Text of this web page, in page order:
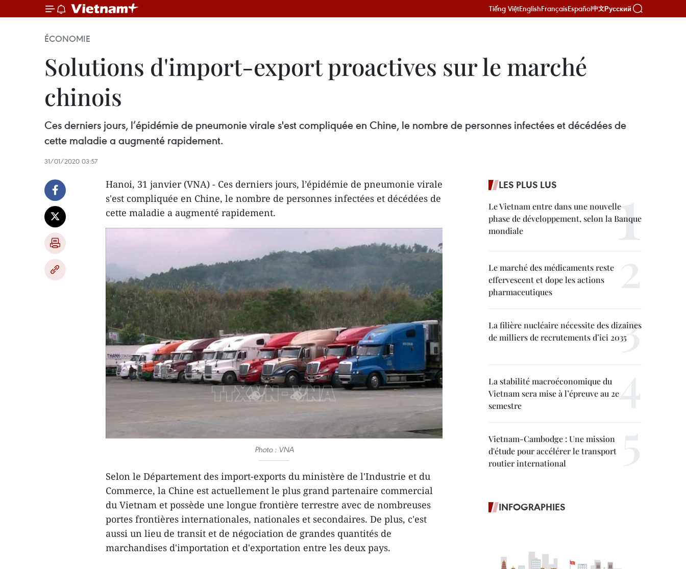
Tiếng ViệtEnglishFrançaisEspañol中文Русский
ÉCONOMIE
Solutions d'import-export proactives sur le marché
chinois
Ces derniers jours, l’épidémie de pneumonie virale s'est compliquée en Chine, le nombre de personnes infectées et décédées de
cette maladie a augmenté rapidement.
31/01/2020 03:57
Hanoi, 31 janvier (VNA) - Ces derniers jours, l’épidémie de pneumonie virale
s'est compliquée en Chine, le nombre de personnes infectées et décédées de
cette maladie a augmenté rapidement.
Photo : VNA
Selon le Département des import-exports du ministère de l'Industrie et du
Commerce, la Chine est actuellement le plus grand partenaire commercial
du Vietnam et possède une longue frontière terrestre avec de nombreuses
portes frontières internationales, nationales et secondaires. De plus, c'est
aussi un lieu de transit et de négociation de grandes quantités de
marchandises d'importation et d'exportation entre les deux pays.
LES PLUS LUS
Le Vietnam entre dans une nouvelle
phase de développement, selon la Banque
mondiale
Le marché des médicaments reste
effervescent et dope les actions
pharmaceutiques
La filière nucléaire nécessite des dizaines
de milliers de recrutements d’ici 2035
La stabilité macroéconomique du
Vietnam sera mise à l’épreuve au 2e
semestre
Vietnam-Cambodge : Une mission
d'étude pour accélérer le transport
routier international
INFOGRAPHIES